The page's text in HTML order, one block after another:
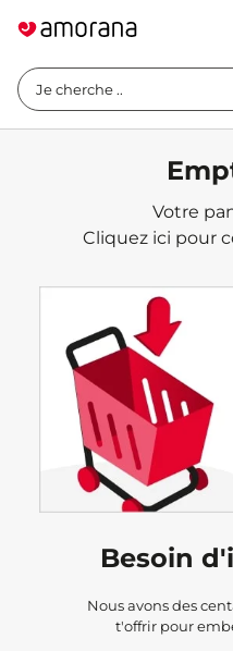
Je cherche ..
Votre
Cliquez ici pour
Besoin
Nous avons des
t'offrir pour